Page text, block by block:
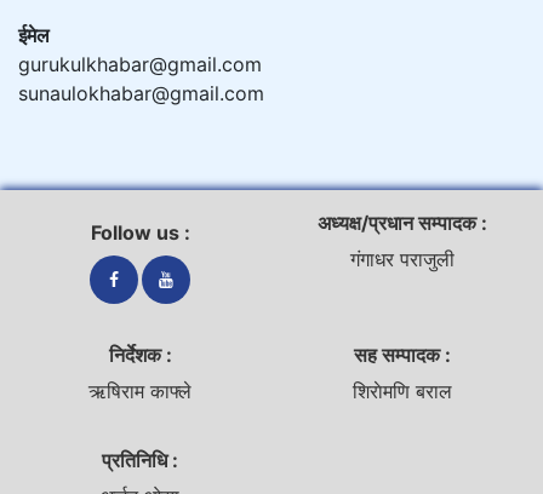
ईमेल
gurukulkhabar@gmail.com
sunaulokhabar@gmail.com
Follow us :
अध्यक्ष/प्रधान सम्पादक :
गंगाधर पराजुली
निर्देशक :
ऋषिराम काफ्ले
सह सम्पादक :
शिराेमणि बराल
प्रतिनिधि :